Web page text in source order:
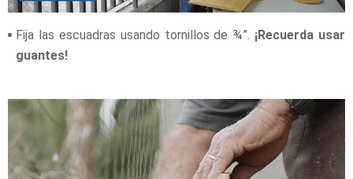
Fija las escuadras usando tornillos de ¾”. ¡Recuerda usar
guantes!